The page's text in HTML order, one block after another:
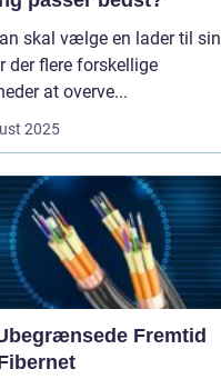
skal vælge en lader til sin
der flere forskellige
at overve...
2025
Fremtid